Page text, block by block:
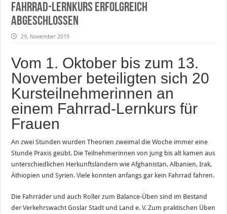
Fahrrad-Lernkurs erfolgreich
abgeschlossen
29. November 2019
Vom 1. Oktober bis zum 13.
November beteiligten sich 20
Kursteilnehmerinnen an
einem Fahrrad-Lernkurs für
Frauen
An zwei Stunden wurden Theorien zweimal die Woche immer eine
Stunde Praxis geübt. Die Teilnehmerinnen von jung bis alt kamen aus
unterschiedlichen Herkunftsländern wie Afghanistan, Albanien, Irak,
Äthiopien und Syrien. Viele konnten anfangs gar kein Fahrrad fahren.
Die Fahrräder und auch Roller zum Balance-Üben sind im Bestand
der Verkehrswacht Goslar Stadt und Land e. V. Zum praktischen Üben